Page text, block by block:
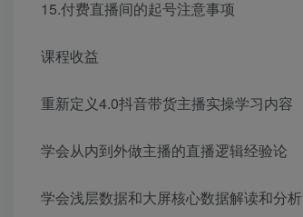
15.付费直播间的起号注意事项
课程收益
重新定义4.0抖音带货主播实操学习内容
学会从内到外做主播的直播逻辑经验论
学会浅层数据和大屏核心数据解读和分析